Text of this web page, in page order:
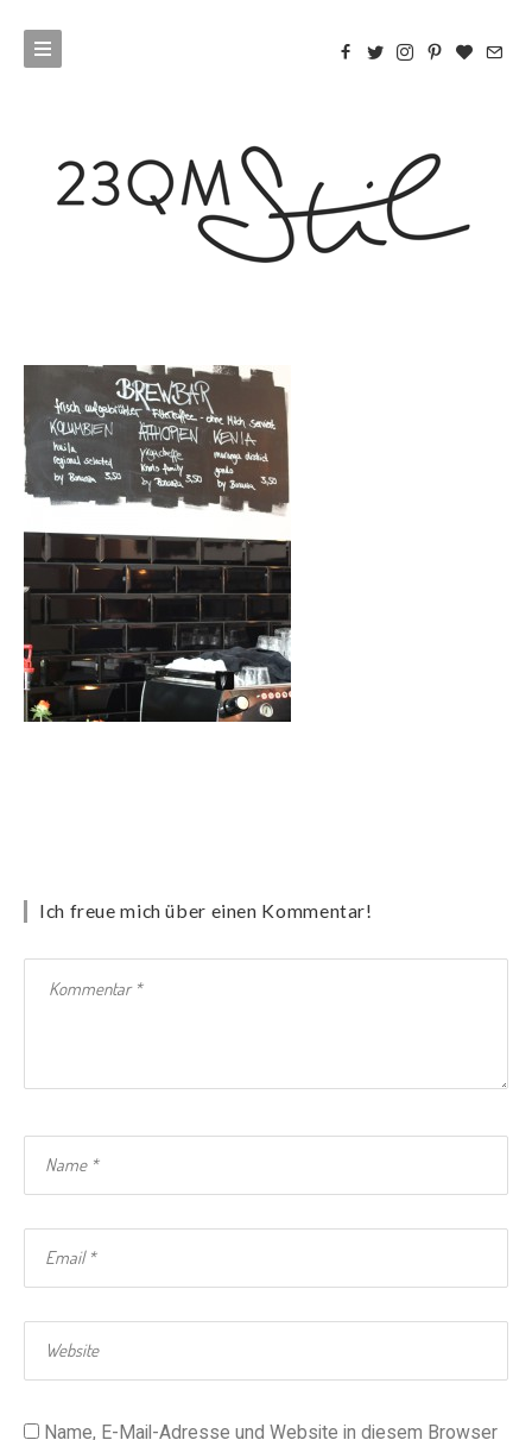
Ich freue mich über einen Kommentar!
Name, E-Mail-Adresse und Website in diesem Browser